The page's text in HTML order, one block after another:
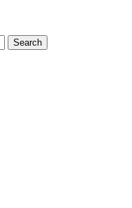
Search